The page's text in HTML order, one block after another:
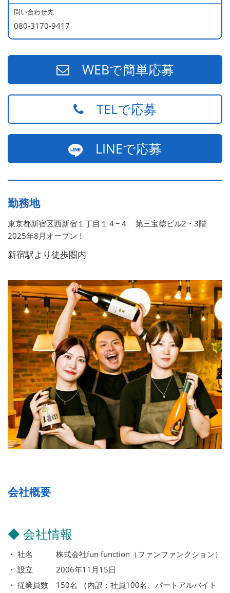
問い合わせ先
080-3170-9417
WEBで簡単応募
TELで応募
LINEで応募
勤務地
東京都新宿区西新宿１丁目１４−４ 第三宝徳ビル2・3階
2025年8月オープン！
新宿駅より徒歩圏内
会社概要
◆ 会社情報
・ 社名 株式会社fun function（ファンファンクション）
・ 設立 2006年11月15日
・ 従業員数 150名 （内訳：社員100名、パートアルバイト